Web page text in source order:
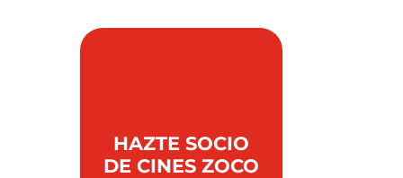
HAZTE SOCIO
DE CINES ZOCO